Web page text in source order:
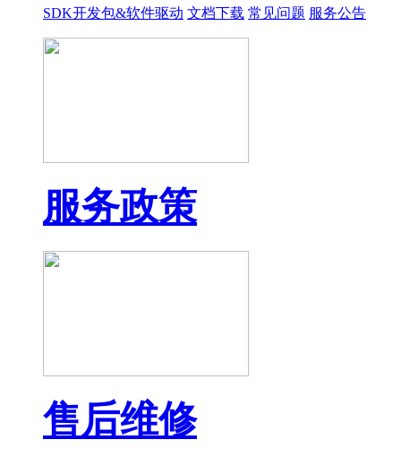
SDK开发包&软件驱动 文档下载 常见问题 服务公告
服务政策
售后维修